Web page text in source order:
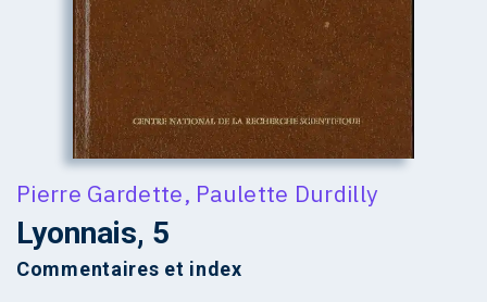
Pierre Gardette, Paulette Durdilly
Lyonnais, 5
Commentaires et index